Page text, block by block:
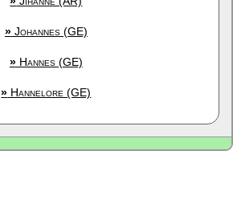
»Johannes (GE)
»Hannes (GE)
» Hannelore (GE)